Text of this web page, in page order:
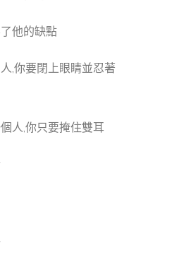
他的缺點
,你要閉上眼睛並忍著
人,你只要掩住雙耳